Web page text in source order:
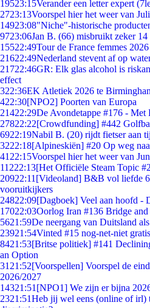
19523:15Verander een letter expert
2723:13Voorspel hier het weer van
14923:08"Niche"-historische
9723:06Jan B. (66) misbruikt zeker 14
15522:49Tour de France femmes
21622:49Nederland stevent af op
21722:46GR: Elk glas alcohol is
effect
322:36EK Atletiek 2026 te
422:30[NPO2] Poorten van Europa
21422:29De Avondetappe #176 - Met
27822:22[Crowdfunding] #442
6922:19Nabil B. (20) rijdt fietser aan
3222:18[Alpineskiën] #20 Op weg
41 22:15Voorspel hier het weer van
11222:13[Het Officiële Steam Topic
20922:11 [Videoland] B&B vol liefde
vooruitkijkers
24822:09[Dagboek] Veel aan hoofd -
17022:03Oorlog Iran #136 Bridge
5621:59De neergang van Duitsland
23921:54Vinted #15 nog-net-niet
8421:53[Britse politiek] #141
an Option
31 21:52[Voorspellen] Voorspel de
2026/2027
14321:51 [NPO1] We zijn er bijna
2321:51Heb jij wel eens (online of irl)